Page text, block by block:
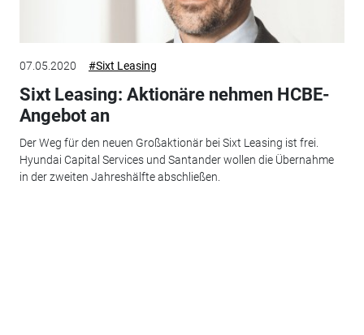
07.05.2020 #Sixt Leasing
Sixt Leasing: Aktionäre nehmen HCBE-
Angebot an
Der Weg für den neuen Großaktionär bei Sixt Leasing ist frei.
Hyundai Capital Services und Santander wollen die Übernahme
in der zweiten Jahreshälfte abschließen.